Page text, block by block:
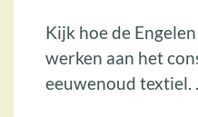
Kijk hoe de
werken aan het
eeuwenoud textiel.